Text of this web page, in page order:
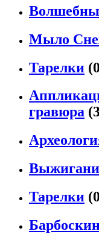
Мыло
Тарелки
гравюра
Тарелки